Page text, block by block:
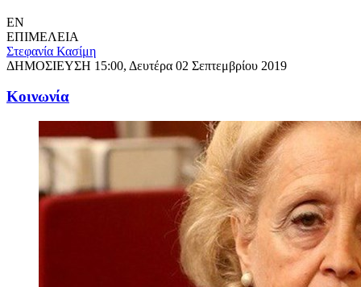
EN
ΕΠΙΜΕΛΕΙΑ
Στεφανία Κασίμη
ΔΗΜΟΣΙΕΥΣΗ 15:00, Δευτέρα 02 Σεπτεμβρίου 2019
Κοινωνία